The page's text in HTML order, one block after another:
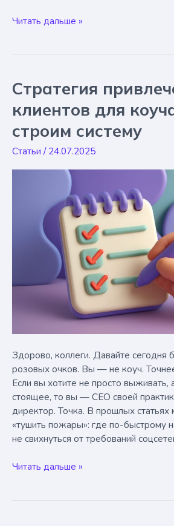
Система
План
0
до
$8000
месяц
Читать дальше »
Стратегия
клиентов для
строим систему
Статьи /24.07.2025
Здорово, коллеги. Давайте сегодня
розовых очков. Вы — не коуч.
Если вы хотите не просто выживать,
стоящее, то вы — CEO своей
директор. Точка. В прошлых статьях
«тушить пожары»: где по-быстрому
не свихнуться от требований
Стратегия
Читать дальше »